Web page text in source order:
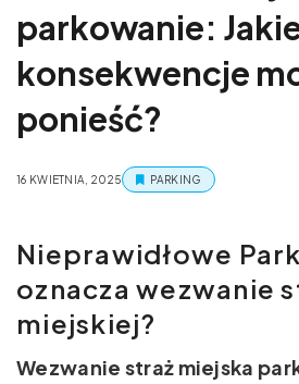
parkowanie:
konsekwencje
ponieść?
16 KWIETNIA, 2025 PARKING
Nieprawidłowe
oznacza wezwanie
miejskiej?
Wezwanie straż miejska